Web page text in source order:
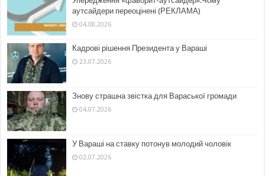
аутсайдери переоцінені (РЕКЛАМА)
04.08.2026
Кадрові рішення Президента у Вараші
23.07.2026
Знову страшна звістка для Вараської громади
04.07.2026
У Вараші на ставку потонув молодий чоловік
02.07.2026